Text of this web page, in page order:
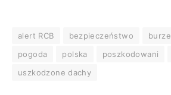
alert RCB bezpieczeństwo burze
pogoda
polska poszkodowani
uszkodzone dachy